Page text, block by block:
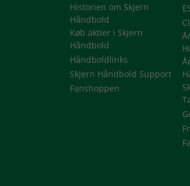
Historien om Skjern
Håndbold
Køb aktier i Skjern
Håndbold
Håndboldlinks
Skjern Håndbold Support
Fanshoppen